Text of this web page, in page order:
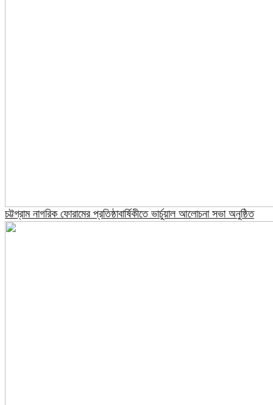
চট্টগ্রাম নাগরিক ফোরামের প্রতিষ্ঠাবার্ষিকীতে ভার্চুয়াল আলোচনা সভা অনুষ্ঠিত